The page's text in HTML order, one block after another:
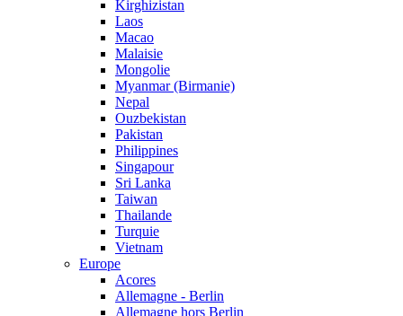
Kirghizistan
Laos
Macao
Malaisie
Mongolie
Myanmar (Birmanie)
Nepal
Ouzbekistan
Pakistan
Philippines
Singapour
Sri Lanka
Taiwan
Thailande
Turquie
Vietnam
Europe
Acores
Allemagne - Berlin
Allemagne hors Berlin